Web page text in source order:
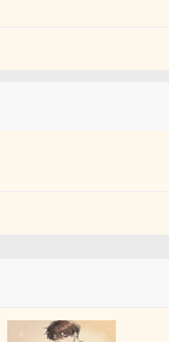
不接受任何形式
月左右完结！